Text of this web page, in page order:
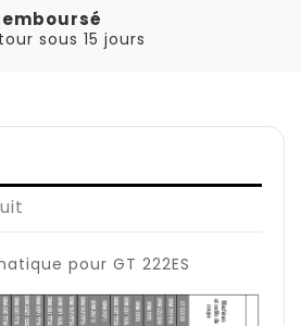
sous 15 jours
pour GT 222ES